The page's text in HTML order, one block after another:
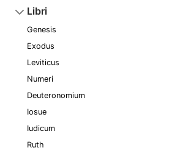
Libri
Genesis
Exodus
Leviticus
Numeri
Deuteronomium
Iosue
Iudicum
Ruth